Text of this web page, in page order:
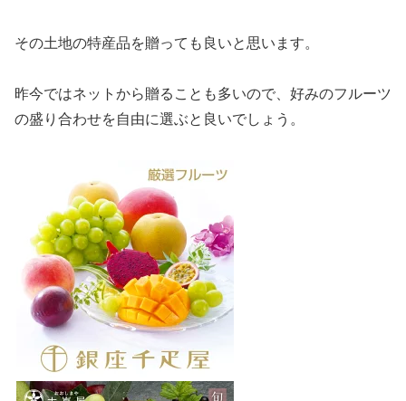
その土地の特産品を贈っても良いと思います。
昨今ではネットから贈ることも多いので、好みのフルーツ
の盛り合わせを自由に選ぶと良いでしょう。